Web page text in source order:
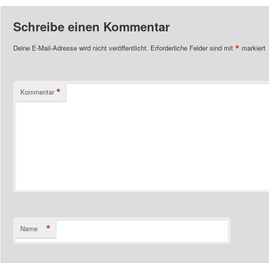
Schreibe einen Kommentar
Deine E-Mail-Adresse wird nicht veröffentlicht. Erforderliche Felder sind mit* markiert
Kommentar *
Name *